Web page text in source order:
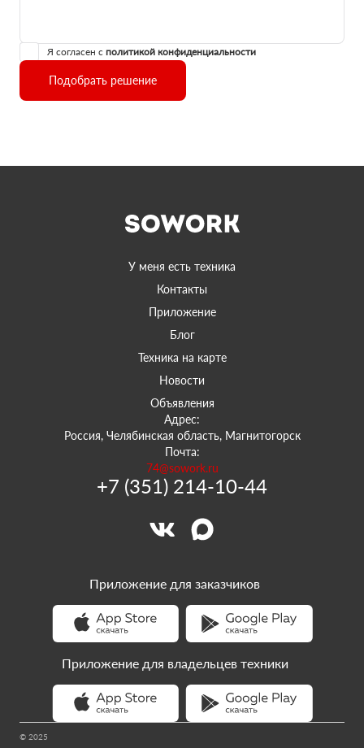
Я согласен с политикой конфиденциальности
Подобрать решение
У меня есть техника
Контакты
Приложение
Блог
Техника на карте
Новости
Объявления
Адрес:
Россия, Челябинская область, Магнитогорск
Почта:
74@sowork.ru
+7 (351) 214-10-44
© 2025
Приложение для заказчиков
Приложение для владельцев техники